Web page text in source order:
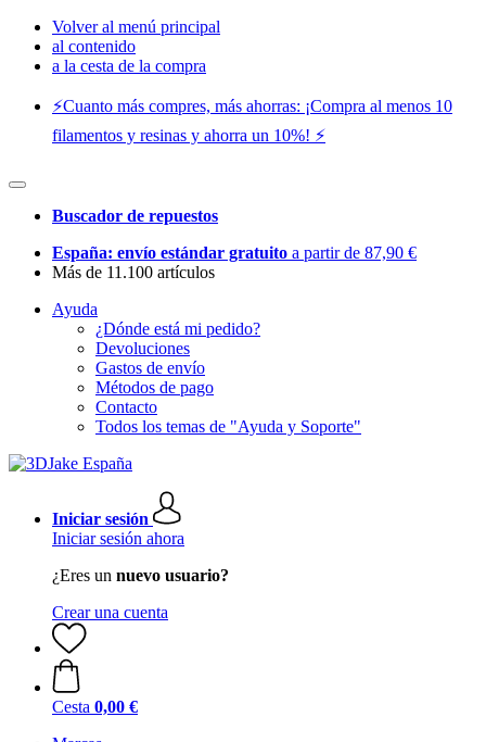
Volver al menú principal
al contenido
a la cesta de la compra
⚡️Cuanto más compres, más ahorras: ¡Compra al menos 10
filamentos y resinas y ahorra un 10%! ⚡️
Buscador de repuestos
España: envío estándar gratuito a partir de 87,90 €
Más de 11.100 artículos
Ayuda
¿Dónde está mi pedido?
Devoluciones
Gastos de envío
Métodos de pago
Contacto
Todos los temas de "Ayuda y Soporte"
Iniciar sesión
Iniciar sesión ahora
¿Eres un nuevo usuario?
Crear una cuenta
Cesta 0,00 €